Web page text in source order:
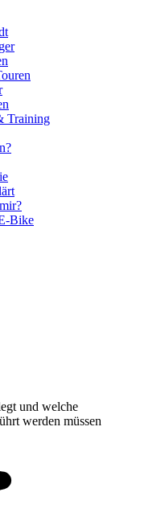
Training
Bike
und welche
werden müssen